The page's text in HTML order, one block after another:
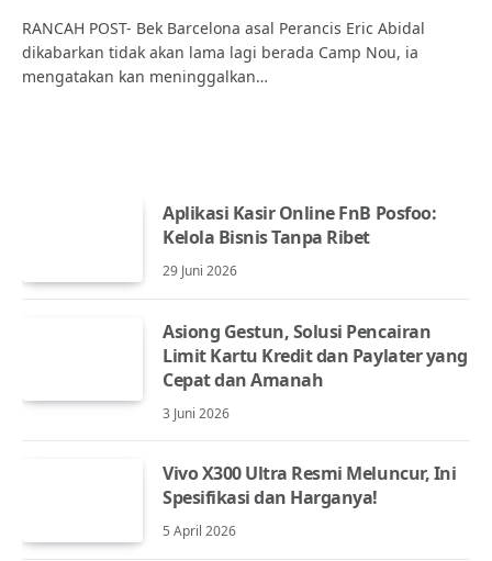
RANCAH POST- Bek Barcelona asal Perancis Eric Abidal
dikabarkan tidak akan lama lagi berada Camp Nou, ia
mengatakan kan meninggalkan…
Aplikasi Kasir Online FnB Posfoo:
Kelola Bisnis Tanpa Ribet
29 Juni 2026
Asiong Gestun, Solusi Pencairan
Limit Kartu Kredit dan Paylater yang
Cepat dan Amanah
3 Juni 2026
Vivo X300 Ultra Resmi Meluncur, Ini
Spesifikasi dan Harganya!
5 April 2026